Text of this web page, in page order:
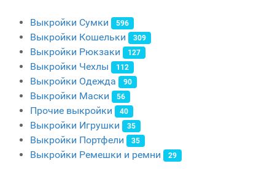
Выкройки Сумки 596
Выкройки Кошельки 309
Выкройки Рюкзаки 127
Выкройки Чехлы 112
Выкройки Одежда 90
Выкройки Маски 56
Прочие выкройки 40
Выкройки Игрушки 35
Выкройки Портфели 35
Выкройки Ремешки и ремни 29